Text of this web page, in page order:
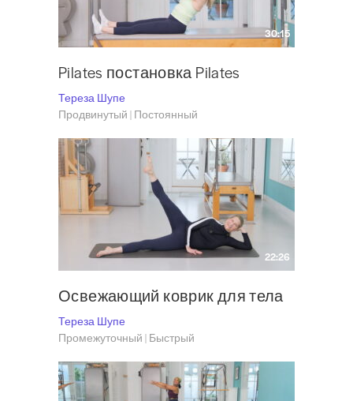
30:15
Pilates постановка Pilates
Тереза Шупе
Продвинутый | Постоянный
22:26
Освежающий коврик для тела
Тереза Шупе
Промежуточный | Быстрый